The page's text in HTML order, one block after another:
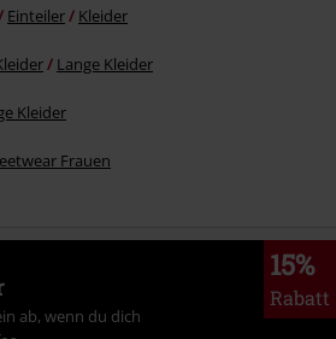
Einteiler Kleider
Lange Kleider
Kleider
Frauen
15%
Rabatt
ab, wenn du dich